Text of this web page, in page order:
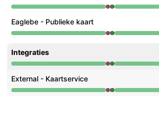
Grote storing van 11:41 AM naar
Eaglebe - Publieke kaart
Grote storing van 11:41 AM naar
Integraties
Grote storing van 11:41 AM naar
External - Kaartservice
Grote storing van 11:41 AM naar